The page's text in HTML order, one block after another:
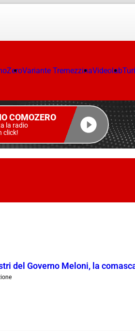
Variante TremezzinaVideolab
COMOZERO
la radio
click!
del Governo Meloni, la